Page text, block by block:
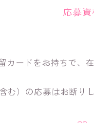
応募
カードをお持ちで、
む）の応募はお断りし